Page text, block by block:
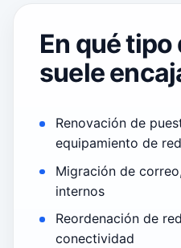
En qué
suele
Renovación de
equipamiento de red
Migración de
internos
Reordenación de
conectividad